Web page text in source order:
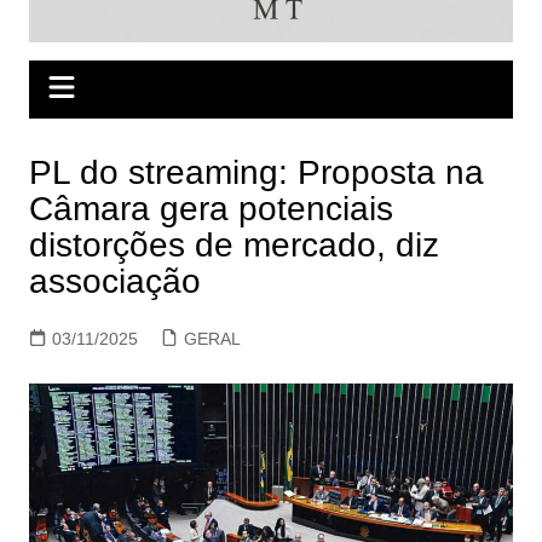
PL do streaming: Proposta na
Câmara gera potenciais
distorções de mercado, diz
associação
03/11/2025 GERAL